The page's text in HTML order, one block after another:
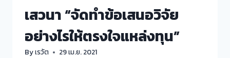
ของ
คณะ
มนุษยศาสตร์
และ
สังคมศาสตร์
เสวนา “จัดทำข้อเสนอวิจัย
อย่างไรให้ตรงใจแหล่งทุน”
Byเรวัต 29 เม.ย. 2021